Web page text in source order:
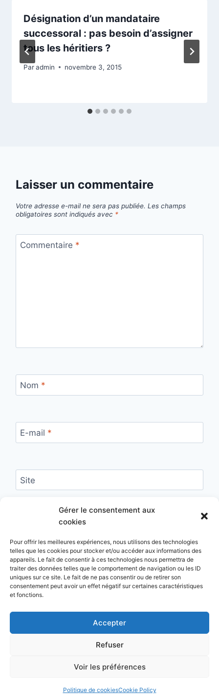
Gérer le consentement aux
cookies
Pour offrir les meilleures expériences, nous utilisons des technologies
telles que les cookies pour stocker et/ou accéder aux informations des
appareils. Le fait de consentir à ces technologies nous permettra de
traiter des données telles que le comportement de navigation ou les ID
uniques sur ce site. Le fait de ne pas consentir ou de retirer son
consentement peut avoir un effet négatif sur certaines caractéristiques
et fonctions.
Accepter
Refuser
Voir les préférences
Politique de cookiesCookie Policy
Désignation d’un mandataire
successoral : pas besoin d’assigner
tous les héritiers ?
Paradmin novembre 3, 2015
Laisser un commentaire
Votre adresse e-mail ne sera pas publiée. Les champs
obligatoires sont indiqués avec *
Commentaire *
Nom *
E-mail *
Site
Enregistrer mon nom, mon e-mail et mon site
dans le navigateur pour mon prochain
commentaire.
Politique de cookies (UE)